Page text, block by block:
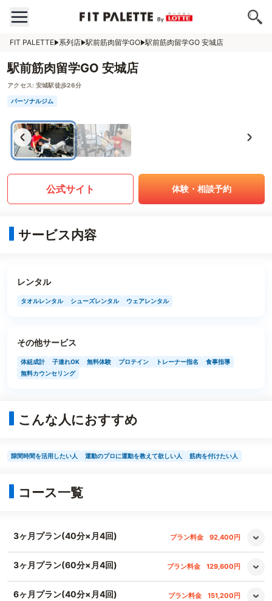
FIT PALETTE 系列店 駅前筋肉留学GO 駅前筋肉留学GO 安城店
駅前筋肉留学GO 安城店
アクセス: 安城駅徒歩26分
パーソナルジム
公式サイト 体験・相談予約
サービス内容
レンタル
タオルレンタル シューズレンタル ウェアレンタル
その他サービス
体組成計 子連れOK 無料体験 プロテイン トレーナー指名
食事指導
無料カウンセリング
こんな人におすすめ
隙間時間を活用したい人 運動のプロに運動を教えて欲しい人 筋肉を付けたい人
コース一覧
3ヶ月プラン(40分×月4回) プラン料金 92,400円
3ヶ月プラン(60分×月4回) プラン料金 129,600円
6ヶ月プラン(40分×月4回) プラン料金 151,200円